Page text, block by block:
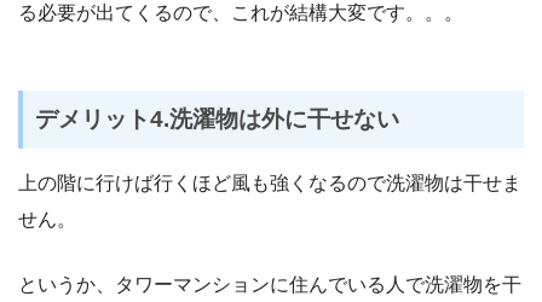
る必要が出てくるので、これが結構大変です。。。
デメリット4.洗濯物は外に干せない
上の階に行けば行くほど風も強くなるので洗濯物は干せま
せん。
というか、タワーマンションに住んでいる人で洗濯物を干